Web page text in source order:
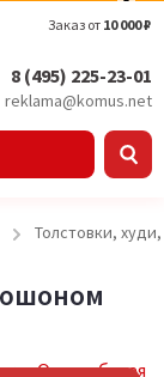
Заказ от 10 000 ₽
8 (495) 225-23-01
reklama@komus.net
Толстовки,